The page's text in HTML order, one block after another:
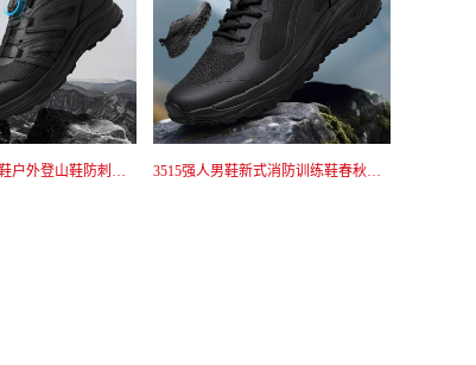
3515强人男鞋新式消防训练鞋春秋耐磨运动鞋户外徒步鞋透气登山鞋 JA4-DSXFZX